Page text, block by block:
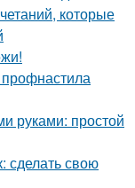
которые
руками: простой
сделать свою